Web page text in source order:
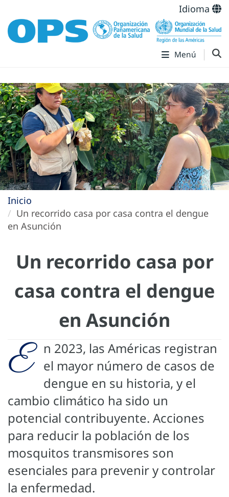
Idioma
Menú
Inicio
Un recorrido casa por casa contra el dengue
en Asunción
Un recorrido casa por
casa contra el dengue
en Asunción
E
n 2023, las Américas registran
el mayor número de casos de
dengue en su historia, y el
cambio climático ha sido un
potencial contribuyente. Acciones
para reducir la población de los
mosquitos transmisores son
esenciales para prevenir y controlar
la enfermedad.